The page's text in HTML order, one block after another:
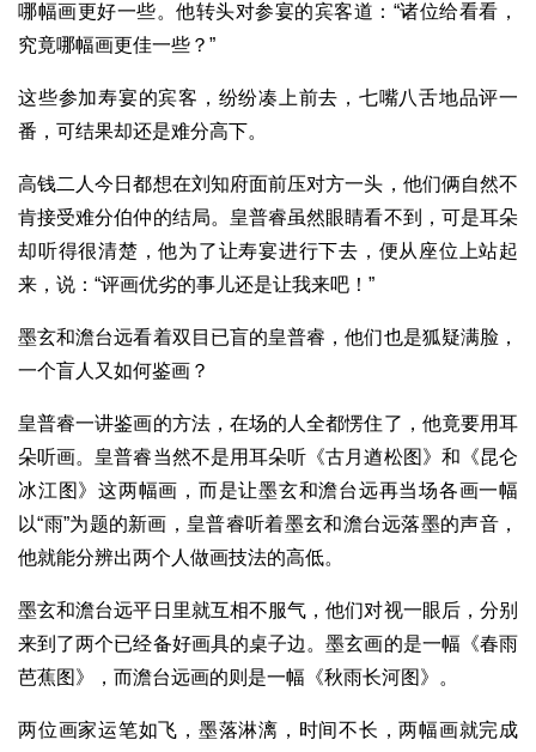
哪幅画更好一些。他转头对参宴的宾客道：“诸位给看看，
究竟哪幅画更佳一些？”
这些参加寿宴的宾客，纷纷凑上前去，七嘴八舌地品评一
番，可结果却还是难分高下。
高钱二人今日都想在刘知府面前压对方一头，他们俩自然不
肯接受难分伯仲的结局。皇普睿虽然眼睛看不到，可是耳朵
却听得很清楚，他为了让寿宴进行下去，便从座位上站起
来，说：“评画优劣的事儿还是让我来吧！”
墨玄和澹台远看着双目已盲的皇普睿，他们也是狐疑满脸，
一个盲人又如何鉴画？
皇普睿一讲鉴画的方法，在场的人全都愣住了，他竟要用耳
朵听画。皇普睿当然不是用耳朵听《古月遒松图》和《昆仑
冰江图》这两幅画，而是让墨玄和澹台远再当场各画一幅
以“雨”为题的新画，皇普睿听着墨玄和澹台远落墨的声音，
他就能分辨出两个人做画技法的高低。
墨玄和澹台远平日里就互相不服气，他们对视一眼后，分别
来到了两个已经备好画具的桌子边。墨玄画的是一幅《春雨
芭蕉图》，而澹台远画的则是一幅《秋雨长河图》。
两位画家运笔如飞，墨落淋漓，时间不长，两幅画就完成